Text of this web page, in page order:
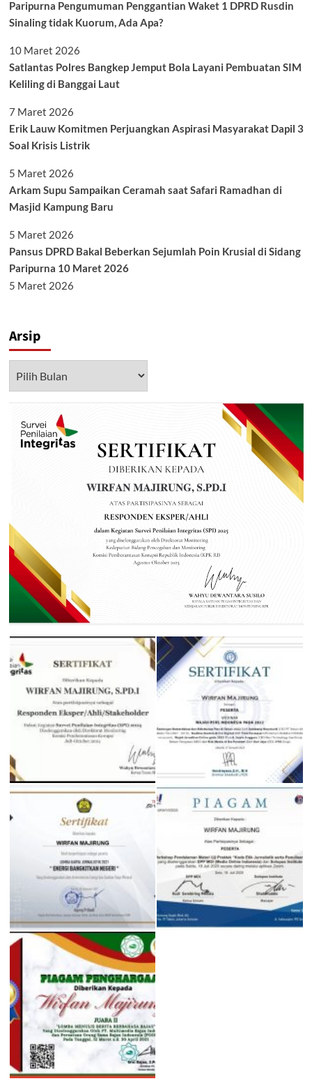
Paripurna Pengumuman Penggantian Waket 1 DPRD Rusdin
Sinaling tidak Kuorum, Ada Apa?
10 Maret 2026
Satlantas Polres Bangkep Jemput Bola Layani Pembuatan SIM
Keliling di Banggai Laut
7 Maret 2026
Erik Lauw Komitmen Perjuangkan Aspirasi Masyarakat Dapil 3
Soal Krisis Listrik
5 Maret 2026
Arkam Supu Sampaikan Ceramah saat Safari Ramadhan di
Masjid Kampung Baru
5 Maret 2026
Pansus DPRD Bakal Beberkan Sejumlah Poin Krusial di Sidang
Paripurna 10 Maret 2026
5 Maret 2026
Arsip